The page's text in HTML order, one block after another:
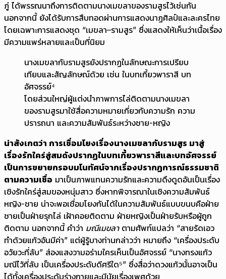
ภู่ ได้พรรณนาถึงการติดตามนางเมขลาของรามสูรไว้เช่นกัน
นอกจากนี้ ยังได้รับการสืบทอดผ่านการแสดงนาฏศิลป์และละครไทย
โดยเฉพาะการแสดงชุด “เมขลา–รามสูร” ซึ่งแสดงให้เห็นว่าเนื้อเรื่อง
มีความแพร่หลายและเป็นที่นิยม
นางเมขลากับรามสูรยังปรากฏในลักษณะการเปรียบ
เทียบและสัญลักษณ์ด้วย เช่น ในบทเกี้ยวพาราสี บท
อัศจรรย์⁴
โดยส่วนใหญ่ผู้แต่งนำภาพการไล่ติดตามนางเมขลา
ของรามสูรมาใช้สื่อความหมายเกี่ยวกับความรัก ความ
ปรารถนา และความสัมพันธ์ระหว่างชาย-หญิง
น่าสังเกตว่า การเชื่อมโยงเรื่องนางเมขลากับรามสูร มาสู่
เรื่องรักใคร่สู่สมดังปรากฏในบทเกี้ยวพาราสีและบทอัศจรรย์
เป็นการขยายกรอบมโนทัศน์จากเรื่องปรากฏการณ์ธรรมชาติ
ตามความเชื่อ มาเป็นภาพแทนความรักและความดึงดูดอันเป็นเรื่อง
เชิงรักใคร่สู่สมของหนุ่มสาว ซึ่งหากพิจารณาในเชิงความสัมพันธ์
หญิง-ชาย น่าจะพอเชื่อมโยงกันได้ในความสัมพันธ์แบบขนบคือฝ่าย
ชายเป็นฝ่ายรุกไล่ เฝ้าคอยติดตาม ฝ่ายหญิงเป็นฝ่ายรับหรือผู้ถูก
ติดตาม นอกจากนี้ คำว่า มณีเมขลาตามศัพท์แปลว่า “สายรัดเอว
ทำด้วยแก้วอันมีค่า” แต่ผู้รู้บางท่านกล่าวว่า หมายถึง “เครื่องประดับ
อวัยวะที่ลับ” ส่องแสงวามอร่ามใครเห็นเป็นอัศจรรย์ “นางทรงแก้ว
มณีไว้ที่ลับ เป็นเครื่องประดับดีศรีใด⁵” ซึ่งสื่อว่าดวงแก้วนั้นอาจเป็น
ได้ทั้งเครื่องประดับร่างกายและมีนัยเรื่องเพศด้วย